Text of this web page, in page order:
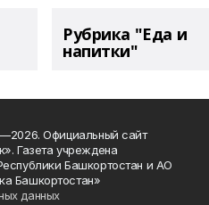
Рубрика "Еда и
напитки"
Официальный сайт
Газета учреждена
Башкортостан и АО
Башкортостан»
данных